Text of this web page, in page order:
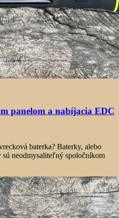
panelom a nabíjacia EDC
baterka? Baterky, alebo
sú neodmysaliteľný spoločníkom